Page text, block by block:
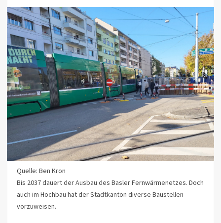
Quelle: Ben Kron
Bis 2037 dauert der Ausbau des Basler Fernwärmenetzes. Doch
auch im Hochbau hat der Stadtkanton diverse Baustellen
vorzuweisen.